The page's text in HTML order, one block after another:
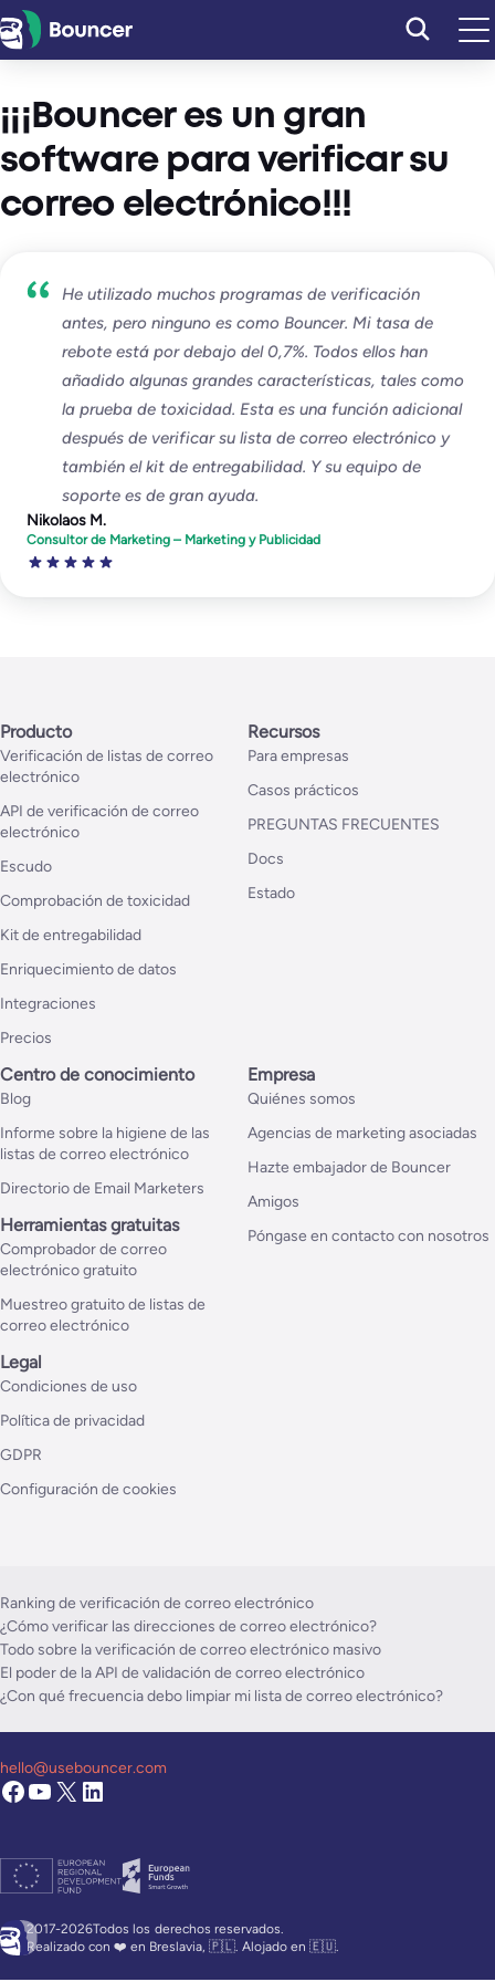
Saltar
al
¡¡¡Bouncer es un gran
software para verificar su
correo electrónico!!!
He utilizado muchos programas de verificación
antes, pero ninguno es como Bouncer. Mi tasa de
rebote está por debajo del 0,7%. Todos ellos han
añadido algunas grandes características, tales como
la prueba de toxicidad. Esta es una función adicional
después de verificar su lista de correo electrónico y
también el kit de entregabilidad. Y su equipo de
soporte es de gran ayuda.
Nikolaos M.
Consultor de Marketing – Marketing y Publicidad
Producto
Verificación de listas de correo
electrónico
API de verificación de correo
electrónico
Escudo
Comprobación de toxicidad
Kit de entregabilidad
Enriquecimiento de datos
Integraciones
Precios
Recursos
Para empresas
Casos prácticos
PREGUNTAS FRECUENTES
Docs
Estado
Centro de conocimiento
Blog
Informe sobre la higiene de las
listas de correo electrónico
Directorio de Email Marketers
Herramientas gratuitas
Comprobador de correo
electrónico gratuito
Muestreo gratuito de listas de
correo electrónico
Empresa
Quiénes somos
Agencias de marketing asociadas
Hazte embajador de Bouncer
Amigos
Póngase en contacto con nosotros
Legal
Condiciones de uso
Política de privacidad
GDPR
Configuración de cookies
Ranking de verificación de correo electrónico
¿Cómo verificar las direcciones de correo electrónico?
Todo sobre la verificación de correo electrónico masivo
El poder de la API de validación de correo electrónico
¿Con qué frecuencia debo limpiar mi lista de correo electrónico?
2017-2026Todos los derechos reservados.
Realizado con ❤️ en Breslavia, 🇵🇱. Alojado en 🇪🇺.
hello@usebouncer.com